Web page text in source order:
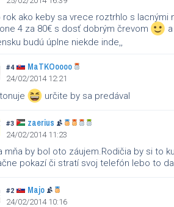
ako keby sa vrece roztrhlo s lacnými
4 za 80€ s dosť dobrým črevom
budú úplne niekde inde,,
#4 MaTKOoooo
24/02/2014 12:21
určite by sa predával
#3 zaerius
24/02/2014 11:23
mňa by bol oto záujem.Rodičia by si to
pokazí či stratí svoj telefón lebo to
#2 Majo
24/02/2014 10:16